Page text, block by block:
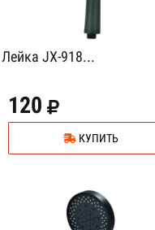
Лейка JX-918...
120
КУПИТЬ